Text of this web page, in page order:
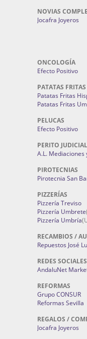
NOVIAS
Jocafra Joyeros
ONCOLOGÍA
Efecto Positivo
PATATAS FRITAS
Patatas Fritas
Patatas Fritas
PELUCAS
Efecto Positivo
PERITO JUDICIAL
A.L. Mediaciones
PIROTECNIAS
Pirotecnia San
PIZZERÍAS
Pizzería Treviso
Pizzería Umbrete
Pizzería Umbría
RECAMBIOS /
Repuestos José
REDES SOCIALES
AndaluNet
REFORMAS
Grupo CONSUR
Reformas Sevilla
REGALOS /
Jocafra Joyeros